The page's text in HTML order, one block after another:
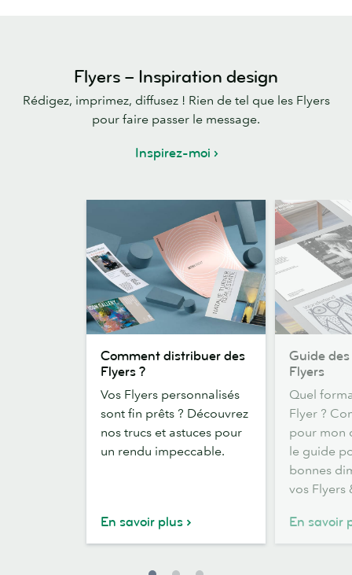
Flyers – Inspiration design
Rédigez, imprimez, diffusez ! Rien de tel que les Flyers
pour faire passer le message.
Inspirez-moi
distribuer
des
Flyers
Comment distribuer des
Flyers ?
Vos Flyers personnalisés
sont fin prêts ? Découvrez
nos trucs et astuces pour
un rendu impeccable.
En savoir plus
des
dimensions
Flyers
Guide
Flyers
Quel
Flyer ?
pour mon
le guide
bonnes
vos Flyers
En savoir